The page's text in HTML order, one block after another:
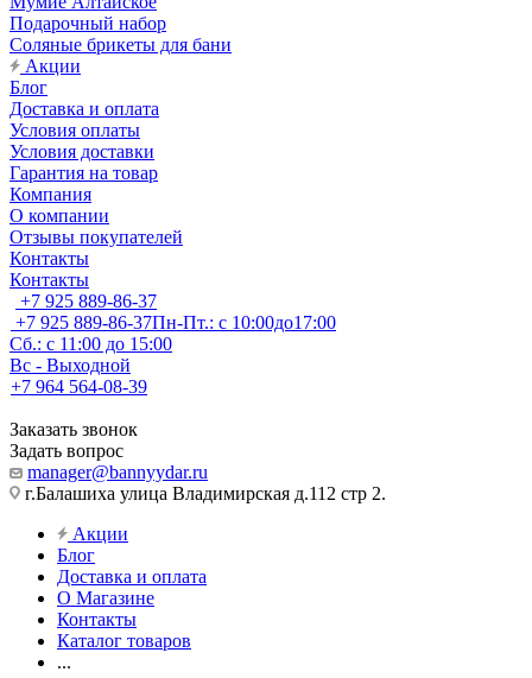
Подарочный набор
Соляные брикеты для бани
Акции
Блог
Доставка и оплата
Условия оплаты
Условия доставки
Гарантия на товар
Компания
О компании
Отзывы покупателей
Контакты
Контакты
+7 925 889-86-37
+7 925 889-86-37Пн-Пт.: с 10:00до17:00
Сб.: с 11:00 до 15:00
Вс - Выходной
+7 964 564-08-39
Заказать звонок
Задать вопрос
manager@bannyydar.ru
г.Балашиха улица Владимирская д.112 стр 2.
Акции
Блог
Доставка и оплата
О Магазине
Контакты
Каталог товаров
...